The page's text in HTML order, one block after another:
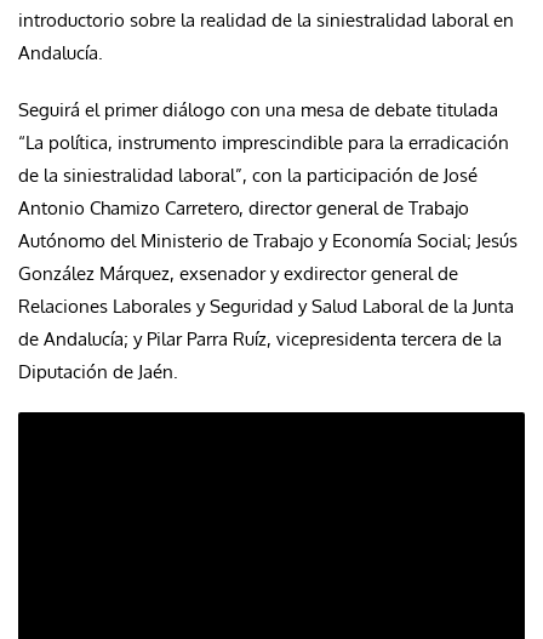
introductorio sobre la realidad de la siniestralidad laboral en
Andalucía.
Seguirá el primer diálogo con una mesa de debate titulada
“La política, instrumento imprescindible para la erradicación
de la siniestralidad laboral”, con la participación de José
Antonio Chamizo Carretero, director general de Trabajo
Autónomo del Ministerio de Trabajo y Economía Social; Jesús
González Márquez, exsenador y exdirector general de
Relaciones Laborales y Seguridad y Salud Laboral de la Junta
de Andalucía; y Pilar Parra Ruíz, vicepresidenta tercera de la
Diputación de Jaén.